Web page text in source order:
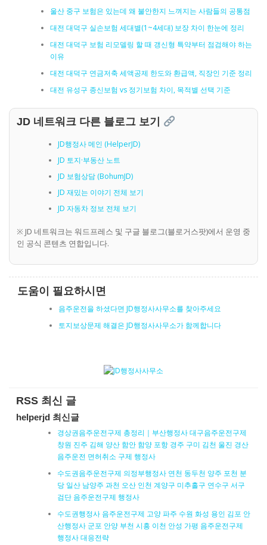
울산 중구 보험은 있는데 왜 불안한지 느껴지는 사람들의 공통점
대전 대덕구 실손보험 세대별(1~4세대) 보장 차이 한눈에 정리
대전 대덕구 보험 리모델링 할 때 갱신형 특약부터 점검해야 하는
이유
대전 대덕구 연금저축 세액공제 한도와 환급액, 직장인 기준 정리
대전 유성구 종신보험 vs 정기보험 차이, 목적별 선택 기준
JD 네트워크 다른 블로그 보기
JD행정사 메인 (HelperJD)
JD 토지·부동산 노트
JD 보험상담 (BohumJD)
JD 재밌는 이야기 전체 보기
JD 자동차 정보 전체 보기
※ JD 네트워크는 워드프레스 및 구글 블로그(블로거스팟)에서 운영 중
인 공식 콘텐츠 연합입니다.
도움이 필요하시면
음주운전을 하셨다면 JD행정사사무소를 찾아주세요
토지보상문제 해결은 JD행정사사무소가 함께합니다
RSS 최신 글
helperjd 최신글
경상권음주운전구제 총정리｜부산행정사 대구음주운전구제
창원 진주 김해 양산 함안 함양 포항 경주 구미 김천 울진 경산
음주운전 면허취소 구제 행정사
수도권음주운전구제 의정부행정사 연천 동두천 양주 포천 분
당 일산 남양주 과천 오산 인천 계양구 미추홀구 연수구 서구
검단 음주운전구제 행정사
수도권행정사 음주운전구제 고양 파주 수원 화성 용인 김포 안
산행정사 군포 안양 부천 시흥 이천 안성 가평 음주운전구제
행정사 대응전략